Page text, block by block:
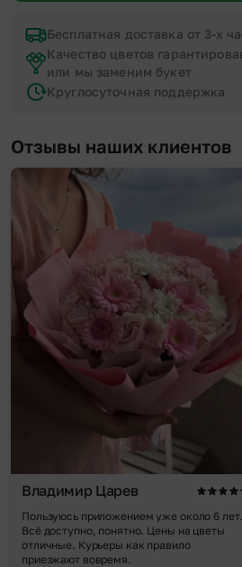
Бесплатная доставка от 3-х
Качество цветов
или мы заменим букет
Круглосуточная поддержка
Отзывы наших клиентов
Владимир Царев
Пользуюсь приложением уже около 6 лет.
Всё доступно, понятно. Цены на цветы
отличные. Курьеры как правило
приезжают вовремя.